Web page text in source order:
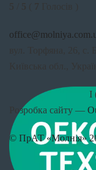
I
Розробка сайту —
© ПрАТ «Молнія»